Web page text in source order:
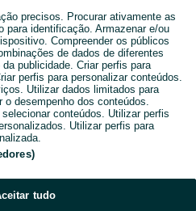
precisos. Procurar ativamente as
identificação. Armazenar e/ou
Compreender os públicos
de dados de diferentes
publicidade. Criar perfis para
perfis para personalizar conteúdos.
Utilizar dados limitados para
o desempenho dos conteúdos.
conteúdos. Utilizar perfis
Utilizar perfis para
tudo